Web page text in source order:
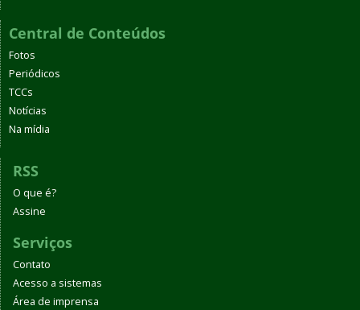
Central de Conteúdos
Fotos
Periódicos
TCCs
Notícias
Na mídia
RSS
O que é?
Assine
Serviços
Contato
Acesso a sistemas
Área de imprensa